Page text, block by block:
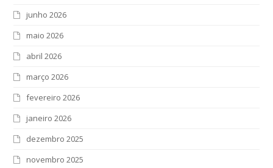
junho 2026
maio 2026
abril 2026
março 2026
fevereiro 2026
janeiro 2026
dezembro 2025
novembro 2025